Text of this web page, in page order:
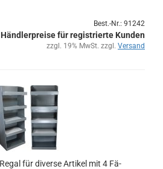
Best.-Nr.: 91242
Händlerpreise für registrierte Kunden
zzgl. 19% MwSt. zzgl. Versand
für di­ver­se Ar­ti­kel mit 4 Fä­